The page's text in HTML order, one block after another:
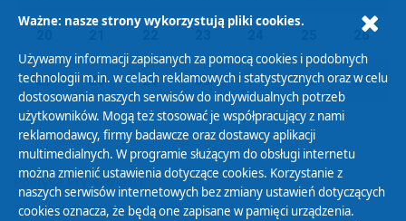
26
27 28 29 30 01 02 03
Polityka Prywatności
Zasady korzystania z Serwisu
Ważne: nasze strony wykorzystują pliki cookies.
Używamy informacji zapisanych za pomocą cookies i podobnych
technologii m.in. w celach reklamowych i statystycznych oraz w celu
dostosowania naszych serwisów do indywidualnych potrzeb
użytkowników. Mogą też stosować je współpracujący z nami
reklamodawcy, firmy badawcze oraz dostawcy aplikacji
multimedialnych. W programie służącym do obsługi internetu
można zmienić ustawienia dotyczące cookies. Korzystanie z
naszych serwisów internetowych bez zmiany ustawień dotyczących
cookies oznacza, że będą one zapisane w pamięci urządzenia.